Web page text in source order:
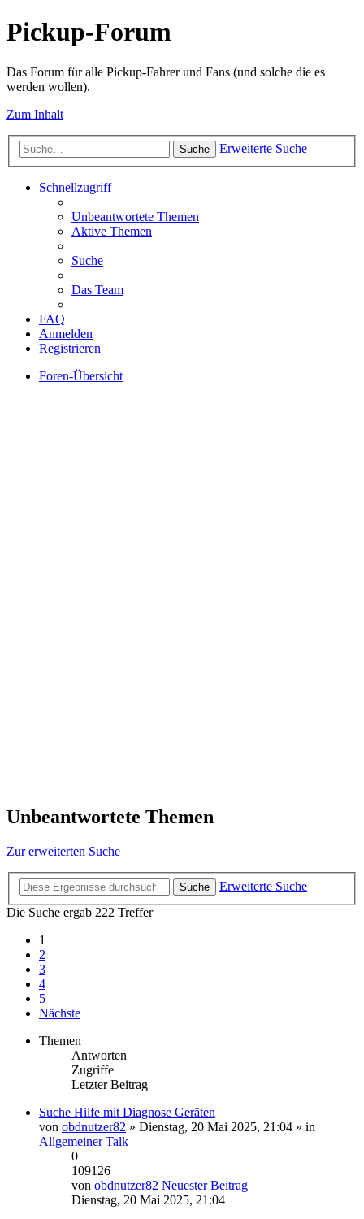
Pickup-Forum
Das Forum für alle Pickup-Fahrer und Fans (und solche die es
werden wollen).
Zum Inhalt
Suche Erweiterte Suche
Schnellzugriff
Unbeantwortete Themen
Aktive Themen
Suche
Das Team
FAQ
Anmelden
Registrieren
Foren-Übersicht
Unbeantwortete Themen
Zur erweiterten Suche
Suche
Erweiterte Suche
Die Suche ergab 222 Treffer
1
2
3
4
5
Nächste
Themen
Antworten
Zugriffe
Letzter Beitrag
Suche Hilfe mit Diagnose Geräten
von obdnutzer82 » Dienstag, 20 Mai 2025, 21:04 » in
Allgemeiner Talk
0
109126
von obdnutzer82 Neuester Beitrag
Dienstag, 20 Mai 2025, 21:04